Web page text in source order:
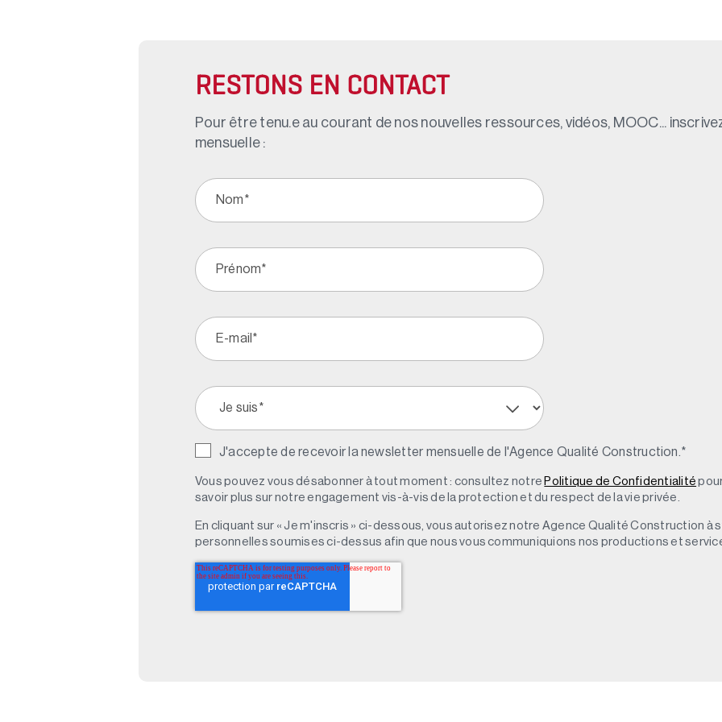
RESTONS EN CONTACT
Pour être tenu.e au courant de nos nouvelles ressources, vidéos, MOOC...
mensuelle :
J'accepte de recevoir la newsletter mensuelle de l'Agence Qualité Construction. *
Vous pouvez vous désabonner à tout moment : consultez notre Politique de Confidentialité
savoir plus sur notre engagement vis-à-vis de la protection et du respect de la vie privée.
En cliquant sur « Je m'inscris » ci-dessous, vous autorisez notre Agence Qualité Construction
personnelles soumises ci-dessus afin que nous vous communiquions nos productions et